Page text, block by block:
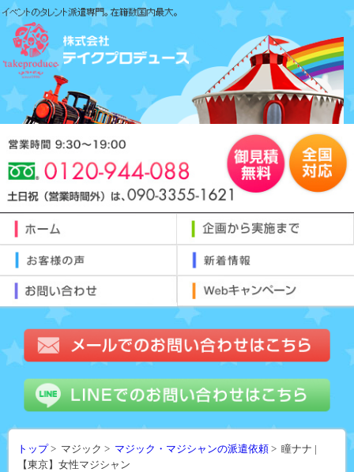
トップ> マジック > マジック・マジシャンの派遣依頼 > 瞳ナナ |
【東京】女性マジシャン